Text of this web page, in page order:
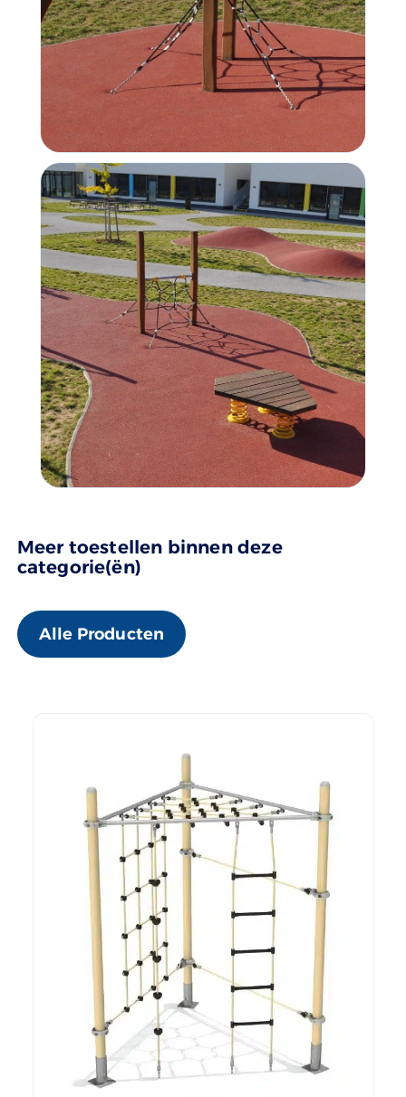
Meer toestellen binnen deze
categorie(ën)
Alle Producten